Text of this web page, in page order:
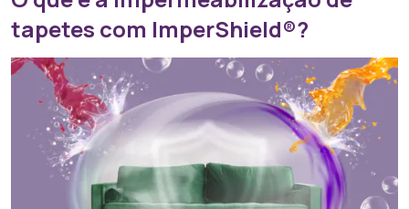
tapetes com ImperShield®?